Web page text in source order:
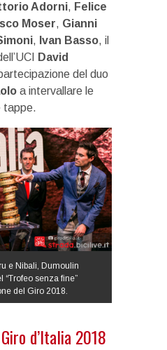
Adorni, Felice
Moser, Gianni
, Ivan Basso, il
David
del duo
a intervallare le
tappe.
e Nibali, Dumoulin
“Trofeo senza fine”
del Giro 2018.
d’Italia 2018